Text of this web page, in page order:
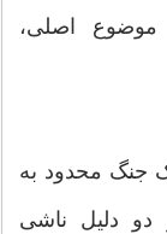
اصلی،
جنگ محدود به
دو دلیل ناشی